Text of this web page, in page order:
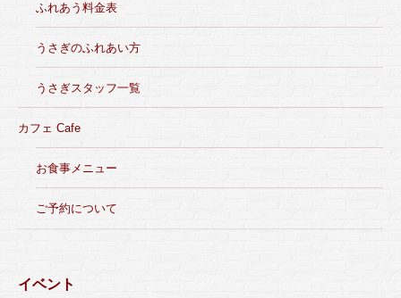
ふれあう料金表
うさぎのふれあい方
うさぎスタッフ一覧
カフェ Cafe
お食事メニュー
ご予約について
イベント